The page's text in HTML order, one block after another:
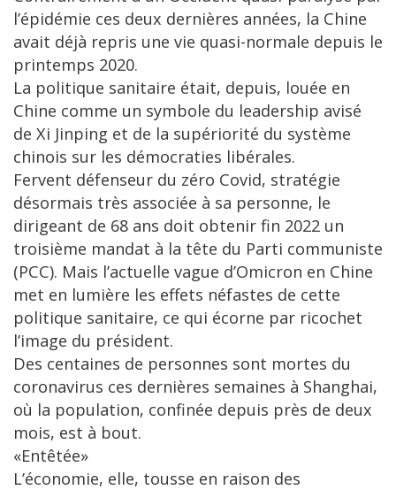
l’épidémie ces deux dernières années, la Chine
avait déjà repris une vie quasi-normale depuis le
printemps 2020.
La politique sanitaire était, depuis, louée en
Chine comme un symbole du leadership avisé
de Xi Jinping et de la supériorité du système
chinois sur les démocraties libérales.
Fervent défenseur du zéro Covid, stratégie
désormais très associée à sa personne, le
dirigeant de 68 ans doit obtenir fin 2022 un
troisième mandat à la tête du Parti communiste
(PCC). Mais l’actuelle vague d’Omicron en Chine
met en lumière les effets néfastes de cette
politique sanitaire, ce qui écorne par ricochet
l’image du président.
Des centaines de personnes sont mortes du
coronavirus ces dernières semaines à Shanghai,
où la population, confinée depuis près de deux
mois, est à bout.
«Entêtée»
L’économie, elle, tousse en raison des